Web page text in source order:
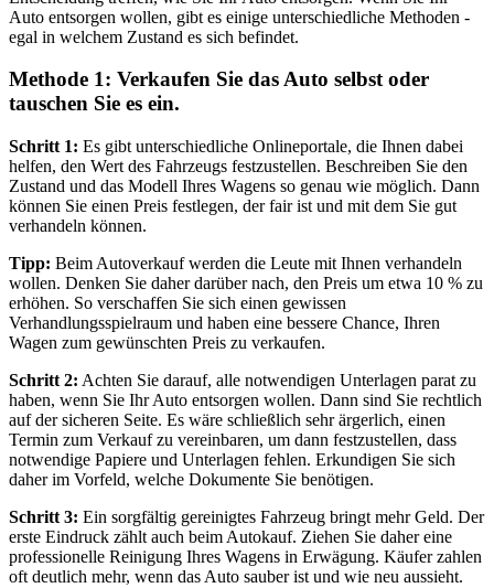
Auto entsorgen wollen, gibt es einige unterschiedliche Methoden -
egal in welchem Zustand es sich befindet.
Methode 1: Verkaufen Sie das Auto selbst oder
tauschen Sie es ein.
Schritt 1: Es gibt unterschiedliche Onlineportale, die Ihnen dabei
helfen, den Wert des Fahrzeugs festzustellen. Beschreiben Sie den
Zustand und das Modell Ihres Wagens so genau wie möglich. Dann
können Sie einen Preis festlegen, der fair ist und mit dem Sie gut
verhandeln können.
Tipp: Beim Autoverkauf werden die Leute mit Ihnen verhandeln
wollen. Denken Sie daher darüber nach, den Preis um etwa 10 % zu
erhöhen. So verschaffen Sie sich einen gewissen
Verhandlungsspielraum und haben eine bessere Chance, Ihren
Wagen zum gewünschten Preis zu verkaufen.
Schritt 2: Achten Sie darauf, alle notwendigen Unterlagen parat zu
haben, wenn Sie Ihr Auto entsorgen wollen. Dann sind Sie rechtlich
auf der sicheren Seite. Es wäre schließlich sehr ärgerlich, einen
Termin zum Verkauf zu vereinbaren, um dann festzustellen, dass
notwendige Papiere und Unterlagen fehlen. Erkundigen Sie sich
daher im Vorfeld, welche Dokumente Sie benötigen.
Schritt 3: Ein sorgfältig gereinigtes Fahrzeug bringt mehr Geld. Der
erste Eindruck zählt auch beim Autokauf. Ziehen Sie daher eine
professionelle Reinigung Ihres Wagens in Erwägung. Käufer zahlen
oft deutlich mehr, wenn das Auto sauber ist und wie neu aussieht.